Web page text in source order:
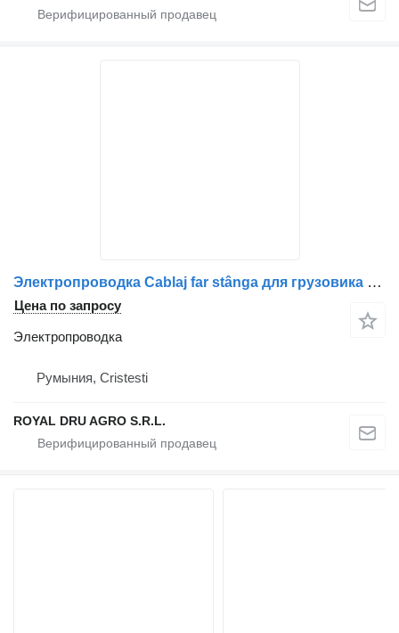
Электропроводка Cablaj far stânga для грузовика Scania (1732515, 1467007)
Цена по запросу
Электропроводка
Румыния, Cristesti
ROYAL DRU AGRO S.R.L.